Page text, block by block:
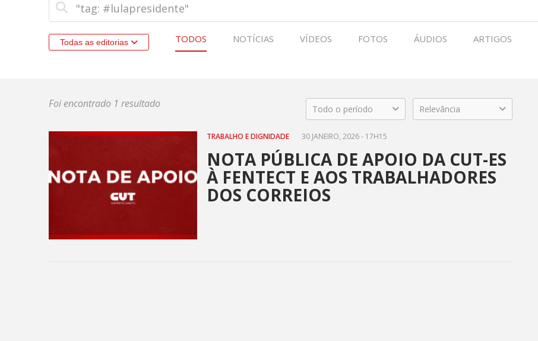
Todas as editorias TODOS NOTÍCIAS VÍDEOS FOTOS ÁUDIOS ARTIGOS
Foi encontrado 1 resultado Todo o período Relevância
TRABALHO E DIGNIDADE 30 JANEIRO, 2026 - 17H15
NOTA PÚBLICA DE APOIO DA CUT-ES
À FENTECT E AOS TRABALHADORES
DOS CORREIOS